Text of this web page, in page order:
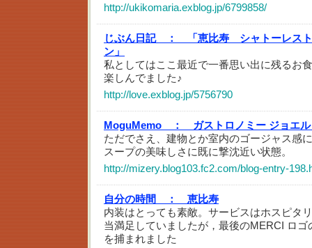
http://ukikomaria.exblog.jp/6799858/
じぶん日記 ：
「恵比寿 シャトーレス
ン」
私としてはここ最近で一番思い出に残るお
楽しんでました♪
http://love.exblog.jp/5756790
MoguMemo ：
ガストロノミー ジョエ
ただでさえ、建物とか室内のゴージャス感
スープの美味しさに既に撃沈近い状態。
http://mizery.blog103.fc2.com/blog-entry-
自分の時間 ：
恵比寿
内装はとっても素敵。サービスはホスピタ
当満足していましたが，最後のMERCI ロ
を捕まれました